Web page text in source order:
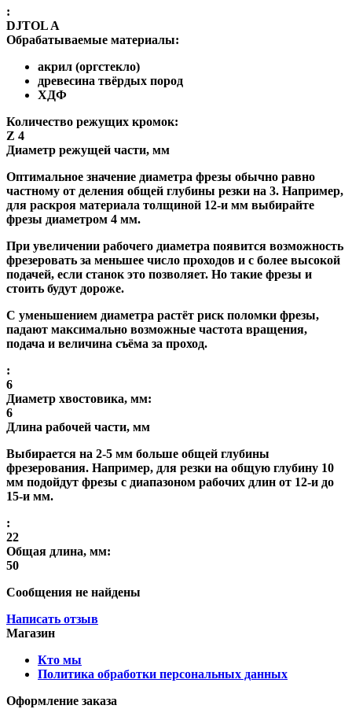
:
DJTOL A
Обрабатываемые материалы:
акрил (оргстекло)
древесина твёрдых пород
ХДФ
Количество режущих кромок:
Z 4
Диаметр режущей части, мм
Оптимальное значение диаметра фрезы обычно равно
частному от деления общей глубины резки на 3. Например,
для раскроя материала толщиной 12-и мм выбирайте
фрезы диаметром 4 мм.
При увеличении рабочего диаметра появится возможность
фрезеровать за меньшее число проходов и с более высокой
подачей, если станок это позволяет. Но такие фрезы и
стоить будут дороже.
С уменьшением диаметра растёт риск поломки фрезы,
падают максимально возможные частота вращения,
подача и величина съёма за проход.
:
6
Диаметр хвостовика, мм:
6
Длина рабочей части, мм
Выбирается на 2-5 мм больше общей глубины
фрезерования. Например, для резки на общую глубину 10
мм подойдут фрезы с диапазоном рабочих длин от 12-и до
15-и мм.
:
22
Общая длина, мм:
50
Сообщения не найдены
Написать отзыв
Магазин
Кто мы
Политика обработки персональных данных
Оформление заказа